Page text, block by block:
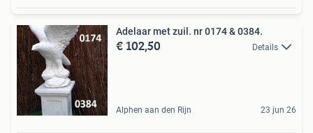
Adelaar met zuil. nr 0174 & 0384.
€ 102,50 Details
Alphen aan den Rijn 23 jun 26